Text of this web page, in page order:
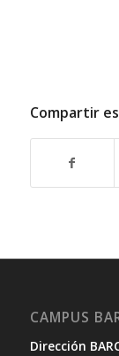
Compartir
CAMPUS
Dirección